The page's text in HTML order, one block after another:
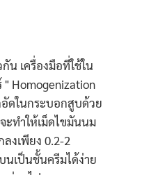
น เครื่องมือที่ใช้ใน
" Homogenization
ดในกระบอกสูบด้วย
ทำให้เม็ดไขมันนม
งเพียง 0.2-2
เป็นชั้นครีมได้ง่าย